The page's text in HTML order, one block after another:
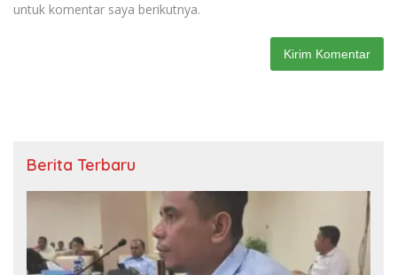
untuk komentar saya berikutnya.
Berita Terbaru